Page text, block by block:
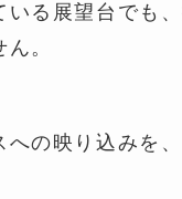
いる展望台でも
。
への映り込みを